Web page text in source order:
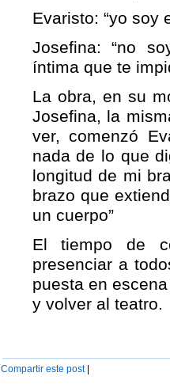
Evaristo: “yo soy
Josefina: “no
íntima que te
La obra, en su
Josefina, la
ver, comenzó
nada de lo que
longitud de mi
brazo que
un cuerpo”
El tiempo de
presenciar a
puesta en
y volver al teatro.
Compartir este post